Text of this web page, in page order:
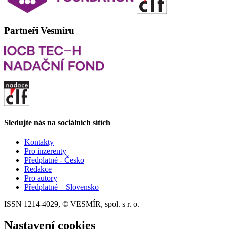
Partneři Vesmíru
Sledujte nás na sociálních sítích
Kontakty
Pro inzerenty
Předplatné - Česko
Redakce
Pro autory
Předplatné – Slovensko
ISSN 1214-4029, © VESMÍR, spol. s r. o.
Nastavení cookies